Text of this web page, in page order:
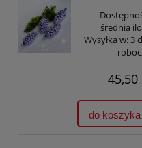
średnia
Wysyłka w:3
45,50
do koszyka